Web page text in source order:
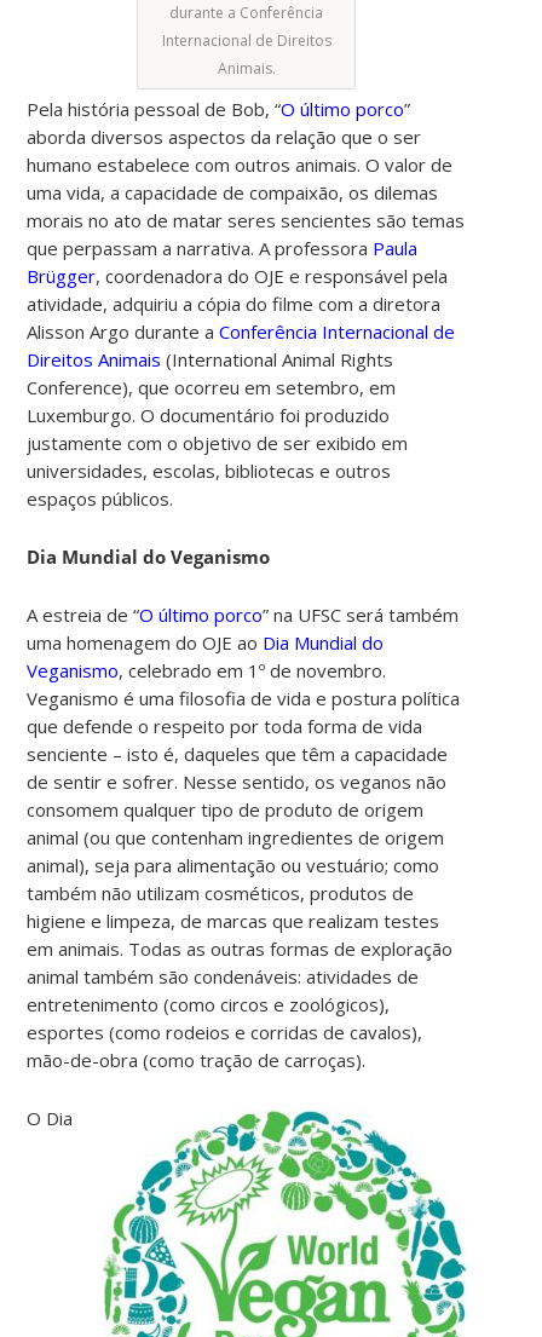
durante a Conferência
Internacional de Direitos
Animais.
Pela história pessoal de Bob, “O último porco”
aborda diversos aspectos da relação que o ser
humano estabelece com outros animais. O valor de
uma vida, a capacidade de compaixão, os dilemas
morais no ato de matar seres sencientes são temas
que perpassam a narrativa. A professora Paula
Brügger, coordenadora do OJE e responsável pela
atividade, adquiriu a cópia do filme com a diretora
Alisson Argo durante aConferência Internacional de
Direitos Animais (International Animal Rights
Conference), que ocorreu em setembro, em
Luxemburgo. O documentário foi produzido
justamente com o objetivo de ser exibido em
universidades, escolas, bibliotecas e outros
espaços públicos.
Dia Mundial do Veganismo
A estreia de “O último porco” na UFSC será também
uma homenagem do OJE ao Dia Mundial do
Veganismo, celebrado em 1º de novembro.
Veganismo é uma filosofia de vida e postura política
que defende o respeito por toda forma de vida
senciente – isto é, daqueles que têm a capacidade
de sentir e sofrer. Nesse sentido, os veganos não
consomem qualquer tipo de produto de origem
animal (ou que contenham ingredientes de origem
animal), seja para alimentação ou vestuário; como
também não utilizam cosméticos, produtos de
higiene e limpeza, de marcas que realizam testes
em animais. Todas as outras formas de exploração
animal também são condenáveis: atividades de
entretenimento (como circos e zoológicos),
esportes (como rodeios e corridas de cavalos),
mão-de-obra (como tração de carroças).
O Dia